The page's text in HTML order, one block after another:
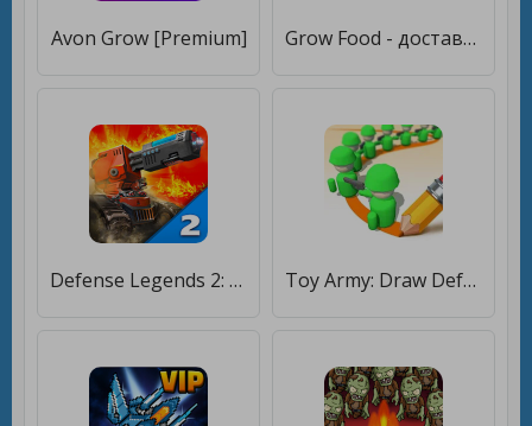
Avon Grow [Premium] Grow Food - доставка питания [Без рекламы]
Defense Legends 2: Командир башня обороны [Много денег] Toy Army: Draw Defense [Много денег]